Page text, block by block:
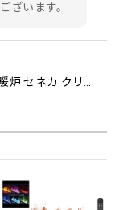
ざいます。
23インチ 遠赤外線３D電気暖炉 セネカ クリスプホワイト / ロイドグランデ / 送料、開梱・組立・設置無料 / LLOYD GRANDE / ハイグレード電気暖炉シリーズ
ザインの両方に
ンがリビングに
機能して周囲を